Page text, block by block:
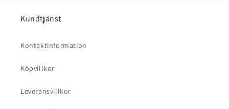
Kundtjänst
Kontaktinformation
Köpvillkor
Leveransvillkor